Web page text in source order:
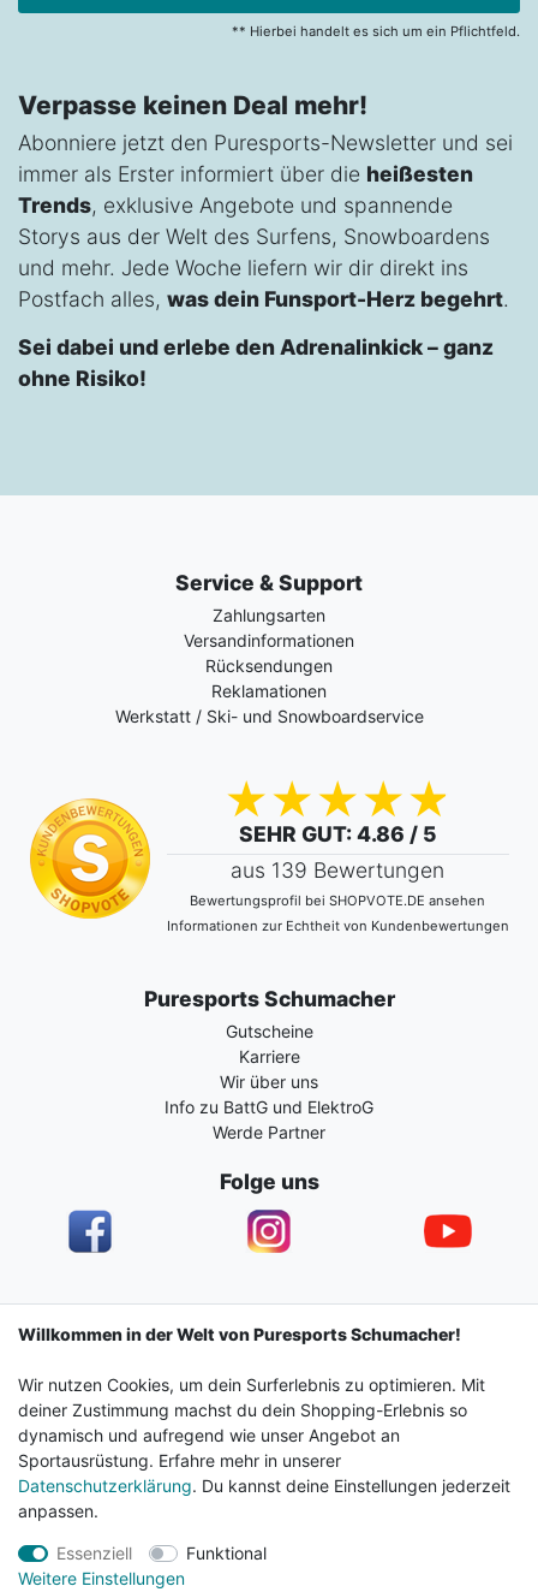
** Hierbei handelt es sich um ein Pflichtfeld.
Verpasse keinen Deal mehr!
Abonniere jetzt den Puresports-Newsletter und sei
immer als Erster informiert über die heißesten
Trends, exklusive Angebote und spannende
Storys aus der Welt des Surfens, Snowboardens
und mehr. Jede Woche liefern wir dir direkt ins
Postfach alles, was dein Funsport-Herz begehrt.
Sei dabei und erlebe den Adrenalinkick – ganz
ohne Risiko!
Service & Support
Zahlungsarten
Versandinformationen
Rücksendungen
Reklamationen
Werkstatt / Ski- und Snowboardservice
SEHR GUT: 4.86 / 5
aus 139 Bewertungen
Bewertungsprofil bei SHOPVOTE.DE ansehen
Informationen zur Echtheit von Kundenbewertungen
Puresports Schumacher
Gutscheine
Karriere
Wir über uns
Info zu BattG und ElektroG
Werde Partner
Folge uns
Impressum Daten­schutz­erklärung AGB
Barrierefreiheitserklärung Widerrufs­recht
Vertrag widerrufen Kontakt
© 2024 Surf & Sportshop Schumacher. Alle Rechte
Willkommen in der Welt von Puresports Schumacher!
Wir nutzen Cookies, um dein Surferlebnis zu optimieren. Mit
deiner Zustimmung machst du dein Shopping-Erlebnis so
dynamisch und aufregend wie unser Angebot an
Sportausrüstung. Erfahre mehr in unserer
Datenschutzerklärung. Du kannst deine Einstellungen jederzeit
anpassen.
Essenziell
Funktional
Weitere Einstellungen